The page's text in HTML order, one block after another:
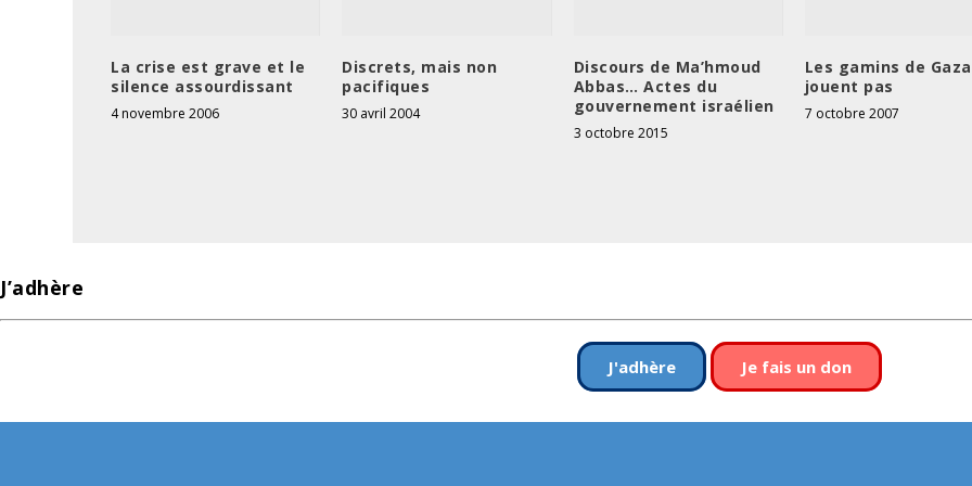
La crise est grave et le
silence assourdissant
4 novembre 2006
Discrets, mais non
pacifiques
30 avril 2004
Discours de Ma’hmoud
Abbas… Actes du
gouvernement israélien
3 octobre 2015
Les gamins de
jouent pas
7 octobre 2007
J’adhère
J'adhère Je fais un don